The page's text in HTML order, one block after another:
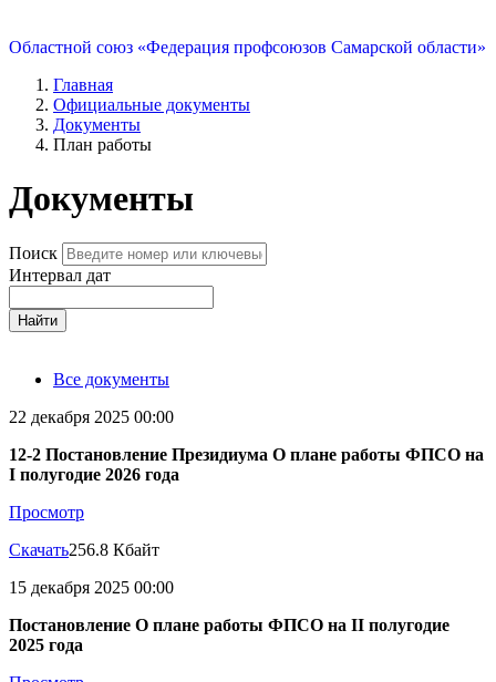
Областной союз «Федерация профсоюзов Самарской области»
Главная
Официальные документы
Документы
План работы
Документы
Поиск
Интервал дат
Найти
Все документы
22 декабря 2025 00:00
12-2 Постановление Президиума О плане работы ФПСО на
I полугодие 2026 года
Просмотр
Скачать256.8 Кбайт
15 декабря 2025 00:00
Постановление О плане работы ФПСО на II полугодие
2025 года